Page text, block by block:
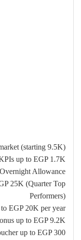
(starting 9.5K)
up to EGP 1.7K
Overnight Allowance
25K (Quarter Top
Performers)
EGP 20K per year
up to EGP 9.2K
up to EGP 300